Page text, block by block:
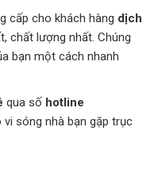
cấp cho khách hàng dịch
chất lượng nhất. Chúng
bạn một cách nhanh
qua số hotline
vi sóng nhà bạn gặp trục